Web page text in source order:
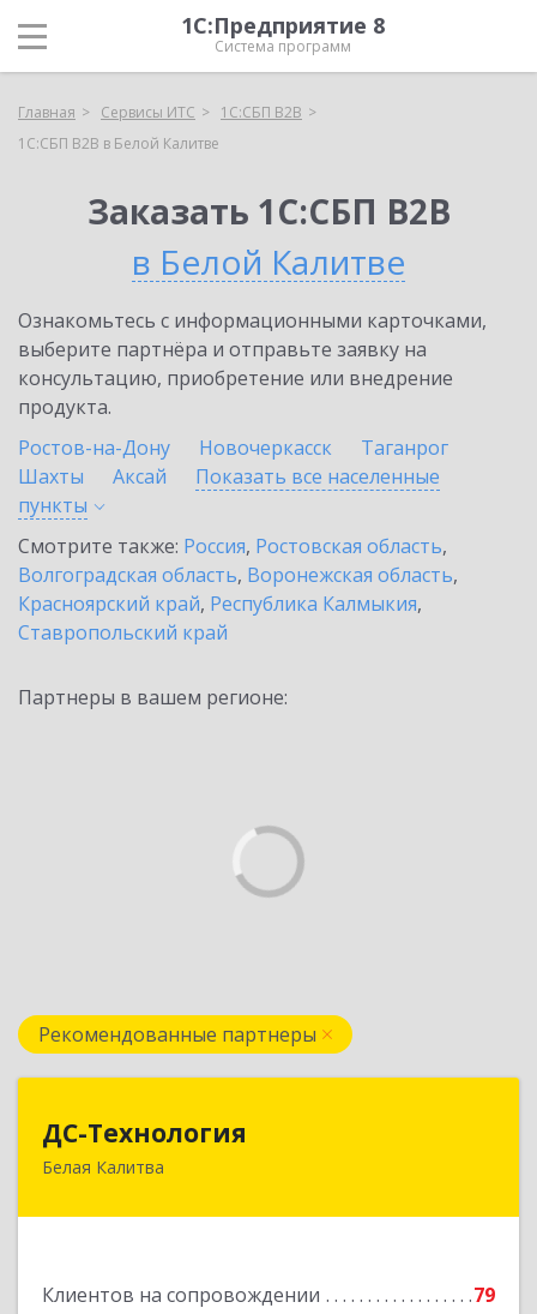
1С:Предприятие 8
Система программ
Главная Сервисы ИТС
1С:СБП B2B
1С:СБП B2B в Белой Калитве
Заказать 1С:СБП B2B
в Белой Калитве
Ознакомьтесь с информационными карточками,
выберите партнёра и отправьте заявку на
консультацию, приобретение или внедрение
продукта.
Ростов-на-Дону
Новочеркасск
Таганрог
Шахты
Аксай
Показать все населенные
пункты
Смотрите также: Россия, Ростовская область,
Волгоградская область, Воронежская область,
Красноярский край, Республика Калмыкия,
Ставропольский край
Партнеры в вашем регионе:
Рекомендованные партнеры
ДС-Технология
Белая Калитва
Клиентов на сопровождении 79
347045, Ростовская обл, Белокалитвинский р-н,